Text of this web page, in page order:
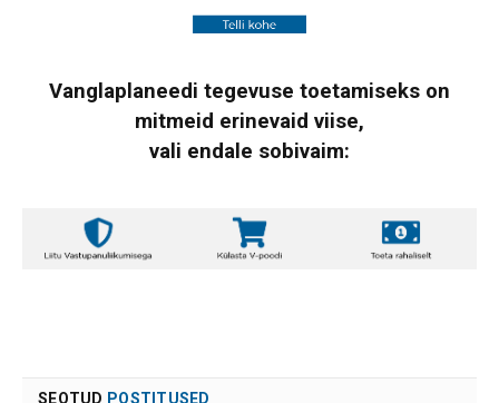
Vanglaplaneedi tegevuse toetamiseks on
mitmeid erinevaid viise,
vali endale sobivaim:
SEOTUD POSTITUSED